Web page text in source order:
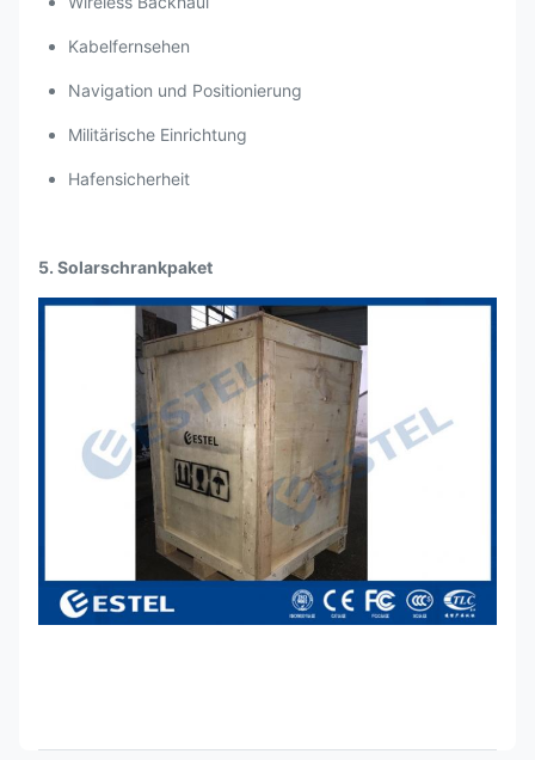
Kabelfernsehen
Navigation und Positionierung
Militärische Einrichtung
Hafensicherheit
5. Solarschrankpaket